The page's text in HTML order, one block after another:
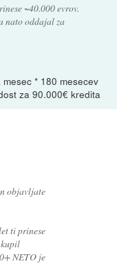
~40.000 evrov.
nato oddajal za
* 180 mesecev
za 90.000€ kredita
objavljate
ti prinese
kupil
NETO je